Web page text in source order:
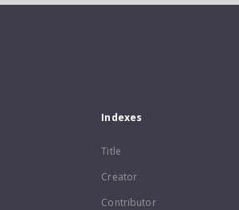
Indexes
Title
Creator
Contributor